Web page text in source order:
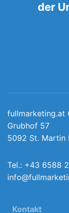
der
fullmarketing.at
Grubhof 57
5092 St. Martin
Tel.: +43 6588
Kontakt